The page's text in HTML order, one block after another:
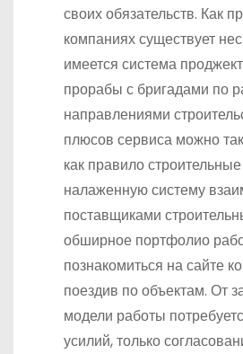
своих обязательств. Как
компаниях существует
имеется система
прорабы с бригадами по
направлениями
плюсов сервиса можно
как правило
налаженную систему
поставщиками
обширное портфолио
познакомиться на сайте
поездив по объектам. От
модели работы
усилий, только